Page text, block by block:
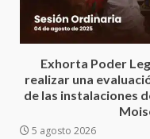
Exhorta Poder
realizar una
de las instalaciones
5 agosto 2026
3
con
30